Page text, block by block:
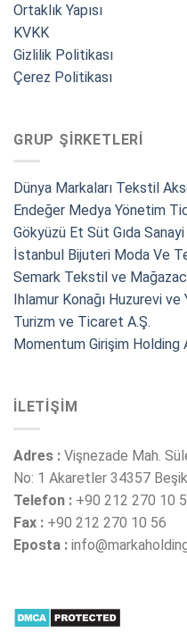
Ortaklık Yapısı
KVKK
Gizlilik Politikası
Çerez Politikası
GRUP ŞIRKETLERI
Dünya Markaları Tekstil
Endeğer Medya Yönetim
Gökyüzü Et Süt Gıda
İstanbul Bijuteri Moda Ve
Semark Tekstil ve
Ihlamur Konağı Huzurevi
Turizm ve Ticaret A.Ş.
Momentum Girişim Holding
İLETIŞIM
Adres : Vişnezade Mah.
No: 1 Akaretler 34357
Telefon : +90 212 270 10
Fax : +90 212 270 10 56
Eposta :